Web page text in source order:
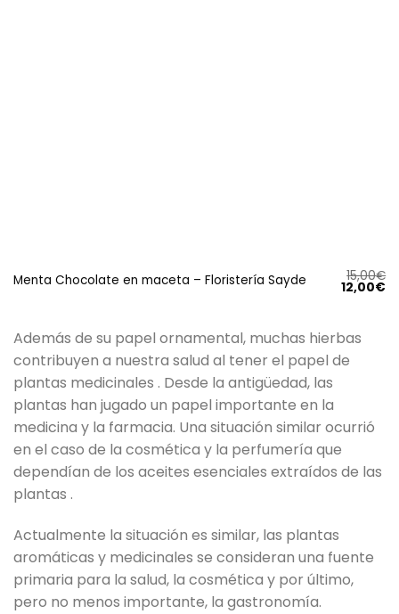
Menta Chocolate en maceta – Floristería Sayde 15,00€
El
precio
15,00€.
12,00€El
Además de su papel ornamental, muchas hierbas
contribuyen a nuestra salud al tener el papel de
plantas medicinales . Desde la antigüedad, las
plantas han jugado un papel importante en la
medicina y la farmacia. Una situación similar ocurrió
en el caso de la cosmética y la perfumería que
dependían de los aceites esenciales extraídos de las
plantas .
Actualmente la situación es similar, las plantas
aromáticas y medicinales se consideran una fuente
primaria para la salud, la cosmética y por último,
pero no menos importante, la gastronomía.